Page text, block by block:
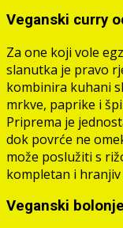
Veganski curry
Za one koji vole
slanutka je pravo
kombinira kuhani
mrkve, paprike i
Priprema je
dok povrće ne
može poslužiti s
kompletan i
Veganski